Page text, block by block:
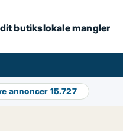
butikslokale mangler
annoncer 15.727